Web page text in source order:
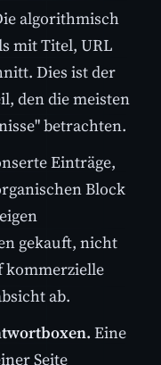
algorithmisch
mit Titel, URL
Dies ist der
den die meisten
betrachten.
Einträge,
Block
gekauft, nicht
kommerzielle
ab.
Eine
Seite